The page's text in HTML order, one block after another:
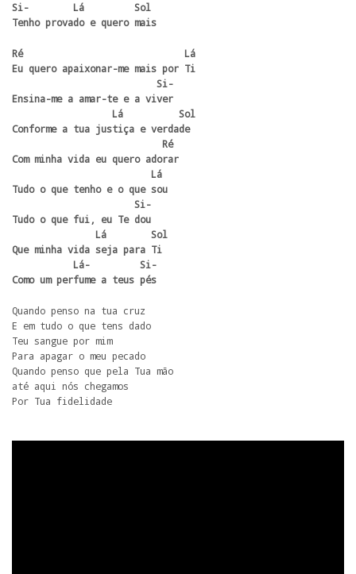
Si-        Lá         Sol
Tenho provado e quero mais
Ré                             Lá
Eu quero apaixonar-me mais por Ti
Ensina-me a amar-te e a viver
Conforme a tua justiça e verdade
Com minha vida eu quero adorar
Tudo o que tenho e o que sou
Tudo o que fui, eu Te dou
Que minha vida seja para Ti
Como um perfume a teus pés
Quando penso na tua cruz
E em tudo o que tens dado
Teu sangue por mim
Para apagar o meu pecado
Quando penso que pela Tua mão
até aqui nós chegamos
Por Tua fidelidade